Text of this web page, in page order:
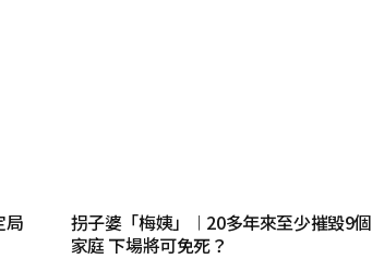
局
拐子婆「梅姨」︱20多年來至少摧毀9個
家庭 下場將可免死？